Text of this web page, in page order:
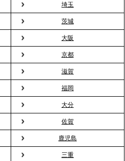
｜入社式の“そのまま懇親
入社員の交流を支える『オフ
う新しい活用法
9」で、2ndTable「室内花
｜2026年、春の親睦は「花
利厚生としても注目され
埼玉
茨城
大阪
京都
滋賀
福岡
大分
佐賀
鹿児島
三重